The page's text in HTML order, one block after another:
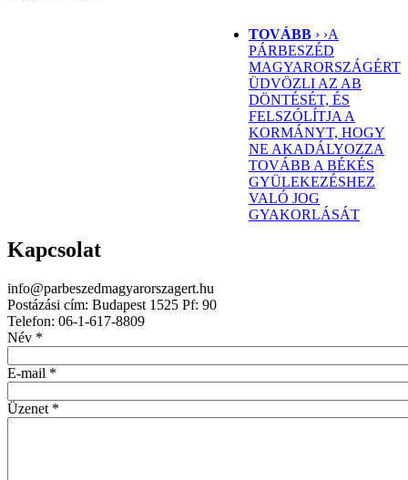
TOVÁBB › ›A
PÁRBESZÉD
MAGYARORSZÁGÉRT
ÜDVÖZLI AZ AB
DÖNTÉSÉT, ÉS
FELSZÓLÍTJA A
KORMÁNYT, HOGY
NE AKADÁLYOZZA
TOVÁBB A BÉKÉS
GYÜLEKEZÉSHEZ
VALÓ JOG
GYAKORLÁSÁT
Kapcsolat
info@parbeszedmagyarorszagert.hu
Postázási cím: Budapest 1525 Pf: 90
Telefon: 06-1-617-8809
Név *
E-mail *
Üzenet *